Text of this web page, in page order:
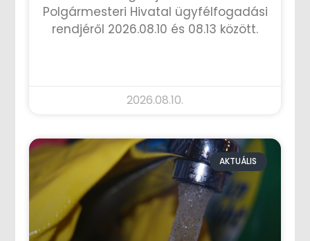
Polgármesteri Hivatal ügyfélfogadási
rendjéről 2026.08.10 és 08.13 között.
2026.08.10.
AKTUÁLIS